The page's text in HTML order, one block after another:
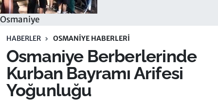
Osmaniye
HABERLER OSMANIYE HABERLERI
Osmaniye Berberlerinde
Kurban Bayramı Arifesi
Yoğunluğu
Son Dakika Haberleri